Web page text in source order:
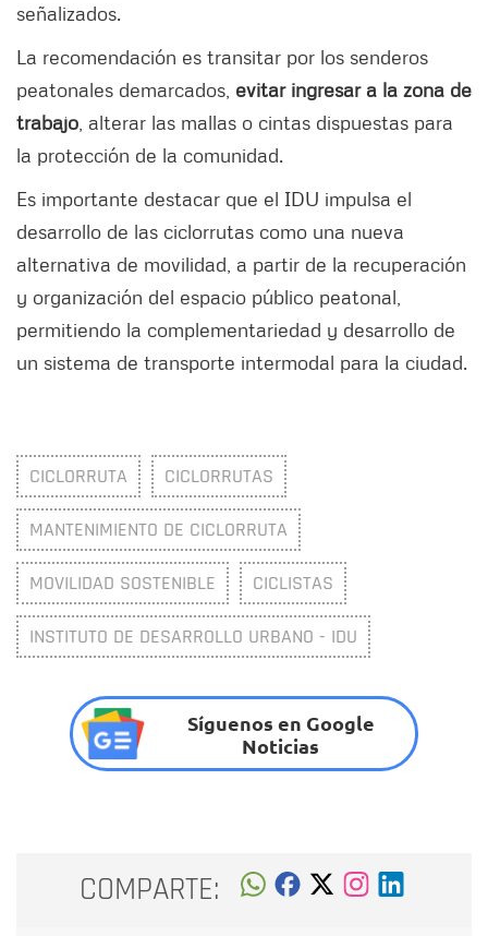
señalizados.
La recomendación es transitar por los senderos
peatonales demarcados, evitar ingresar a la zona de
trabajo , alterar las mallas o cintas dispuestas para
la protección de la comunidad.
Es importante destacar que el IDU impulsa el
desarrollo de las ciclorrutas como una nueva
alternativa de movilidad, a partir de la recuperación
y organización del espacio público peatonal,
permitiendo la complementariedad y desarrollo de
un sistema de transporte intermodal para la ciudad.
CICLORRUTA CICLORRUTAS
MANTENIMIENTO DE CICLORRUTA
MOVILIDAD SOSTENIBLE CICLISTAS
INSTITUTO DE DESARROLLO URBANO - IDU
Síguenos en Google
Noticias
COMPARTE: